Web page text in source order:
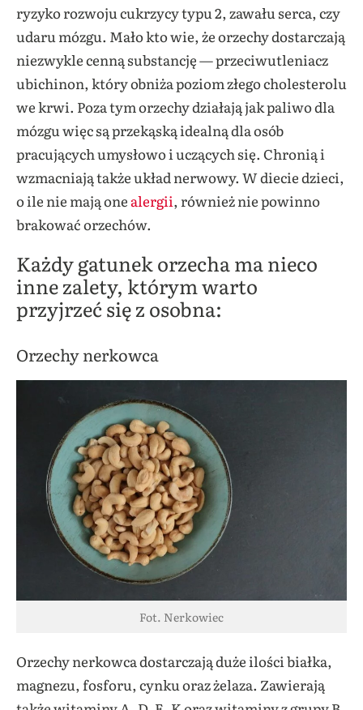
ryzyko rozwoju cukrzycy typu 2, zawału serca, czy
udaru mózgu. Mało kto wie, że orzechy dostarczają
niezwykle cenną substancję — przeciwutleniacz
ubichinon, który obniża poziom złego cholesterolu
we krwi. Poza tym orzechy działają jak paliwo dla
mózgu więc są przekąską idealną dla osób
pracujących umysłowo i uczących się. Chronią i
wzmacniają także układ nerwowy. W diecie dzieci,
o ile nie mają one alergii, również nie powinno
brakować orzechów.
Każdy gatunek orzecha ma nieco
inne zalety, którym warto
przyjrzeć się z osobna:
Orzechy nerkowca
Fot. Nerkowiec
Orzechy nerkowca dostarczają duże ilości białka,
magnezu, fosforu, cynku oraz żelaza. Zawierają